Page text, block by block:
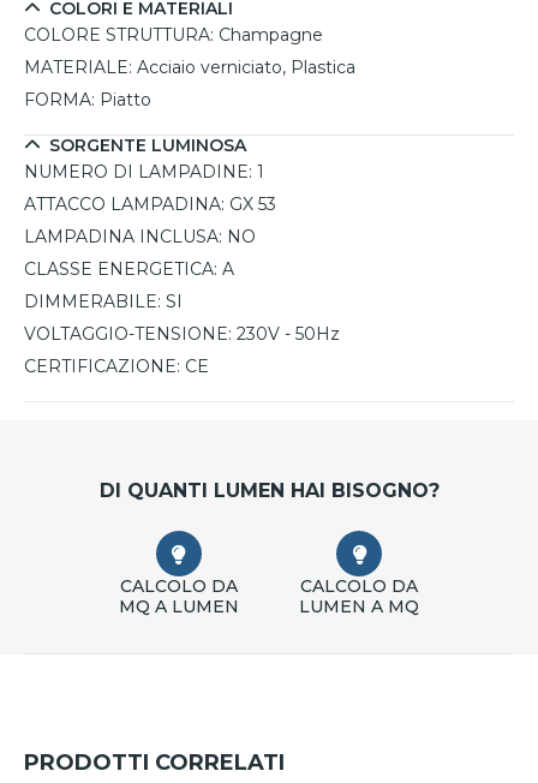
COLORI E MATERIALI
COLORE STRUTTURA: Champagne
MATERIALE: Acciaio verniciato, Plastica
FORMA: Piatto
SORGENTE LUMINOSA
NUMERO DI LAMPADINE: 1
ATTACCO LAMPADINA: GX 53
LAMPADINA INCLUSA: NO
CLASSE ENERGETICA: A
DIMMERABILE: SI
VOLTAGGIO-TENSIONE: 230V - 50Hz
CERTIFICAZIONE: CE
DI QUANTI LUMEN HAI BISOGNO?
CALCOLO DA
MQ A LUMEN
CALCOLO DA
LUMEN A MQ
PRODOTTI CORRELATI